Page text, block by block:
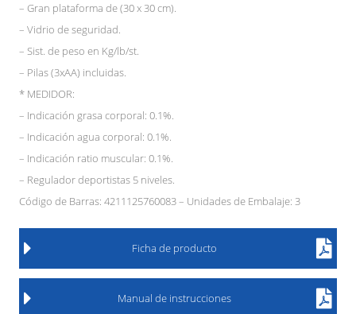
– Gran plataforma de (30 x 30 cm).
– Vidrio de seguridad.
– Sist. de peso en Kg/lb/st.
– Pilas (3xAA) incluidas.
* MEDIDOR:
– Indicación grasa corporal: 0.1%.
– Indicación agua corporal: 0.1%.
– Indicación ratio muscular: 0.1%.
– Regulador deportistas 5 niveles.
Código de Barras: 4211125760083 – Unidades de Embalaje: 3
Ficha de producto
Manual de instrucciones